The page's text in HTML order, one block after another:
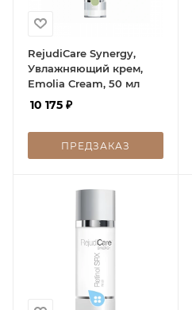
RejudiCare Synergy,
Увлажняющий крем,
Emolia Cream, 50 мл
10 175 ₽
ПРЕДЗАКАЗ